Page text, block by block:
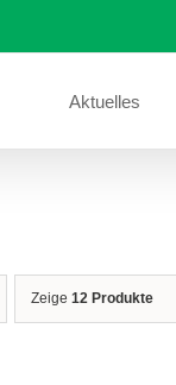
Aktuelles
Zeige 12 Produkte